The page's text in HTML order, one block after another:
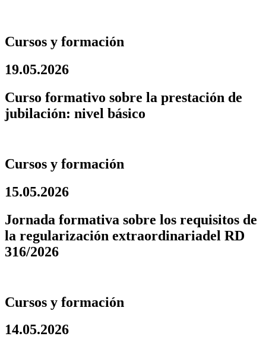
Cursos y formación
19.05.2026
Curso formativo sobre la prestación de
jubilación: nivel básico
Cursos y formación
15.05.2026
Jornada formativa sobre los requisitos de
la regularización extraordinariadel RD
316/2026
Cursos y formación
14.05.2026